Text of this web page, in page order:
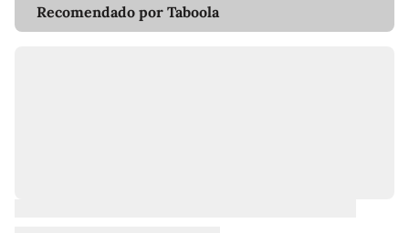
Recomendado por Taboola